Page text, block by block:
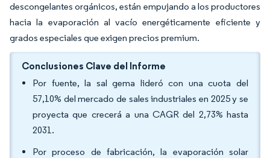
descongelantes orgánicos, están empujando a los productores
hacia la evaporación al vacío energéticamente eficiente y
grados especiales que exigen precios premium.
Conclusiones Clave del Informe
Por fuente, la sal gema lideró con una cuota del
57,10% del mercado de sales industriales en 2025 y se
proyecta que crecerá a una CAGR del 2,73% hasta
2031.
Por proceso de fabricación, la evaporación solar